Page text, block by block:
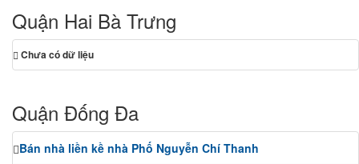
Quận Hai Bà Trưng
Chưa có dữ liệu
Quận Đống Đa
Bán nhà liền kề nhà Phố Nguyễn Chí Thanh